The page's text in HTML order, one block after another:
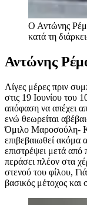
Ο Αντώνης
κατά τη
Αντώνης
Λίγες μέρες πριν
στις 19 Ιουνίου του
απόφαση να απέχει
ενώ θεωρείται
Όμιλο Μαροσούλη-
επιβεβαιωθεί ακόμα
επιστρέψει μετά
περάσει πλέον στα
στενού του φίλου,
βασικός μέτοχος